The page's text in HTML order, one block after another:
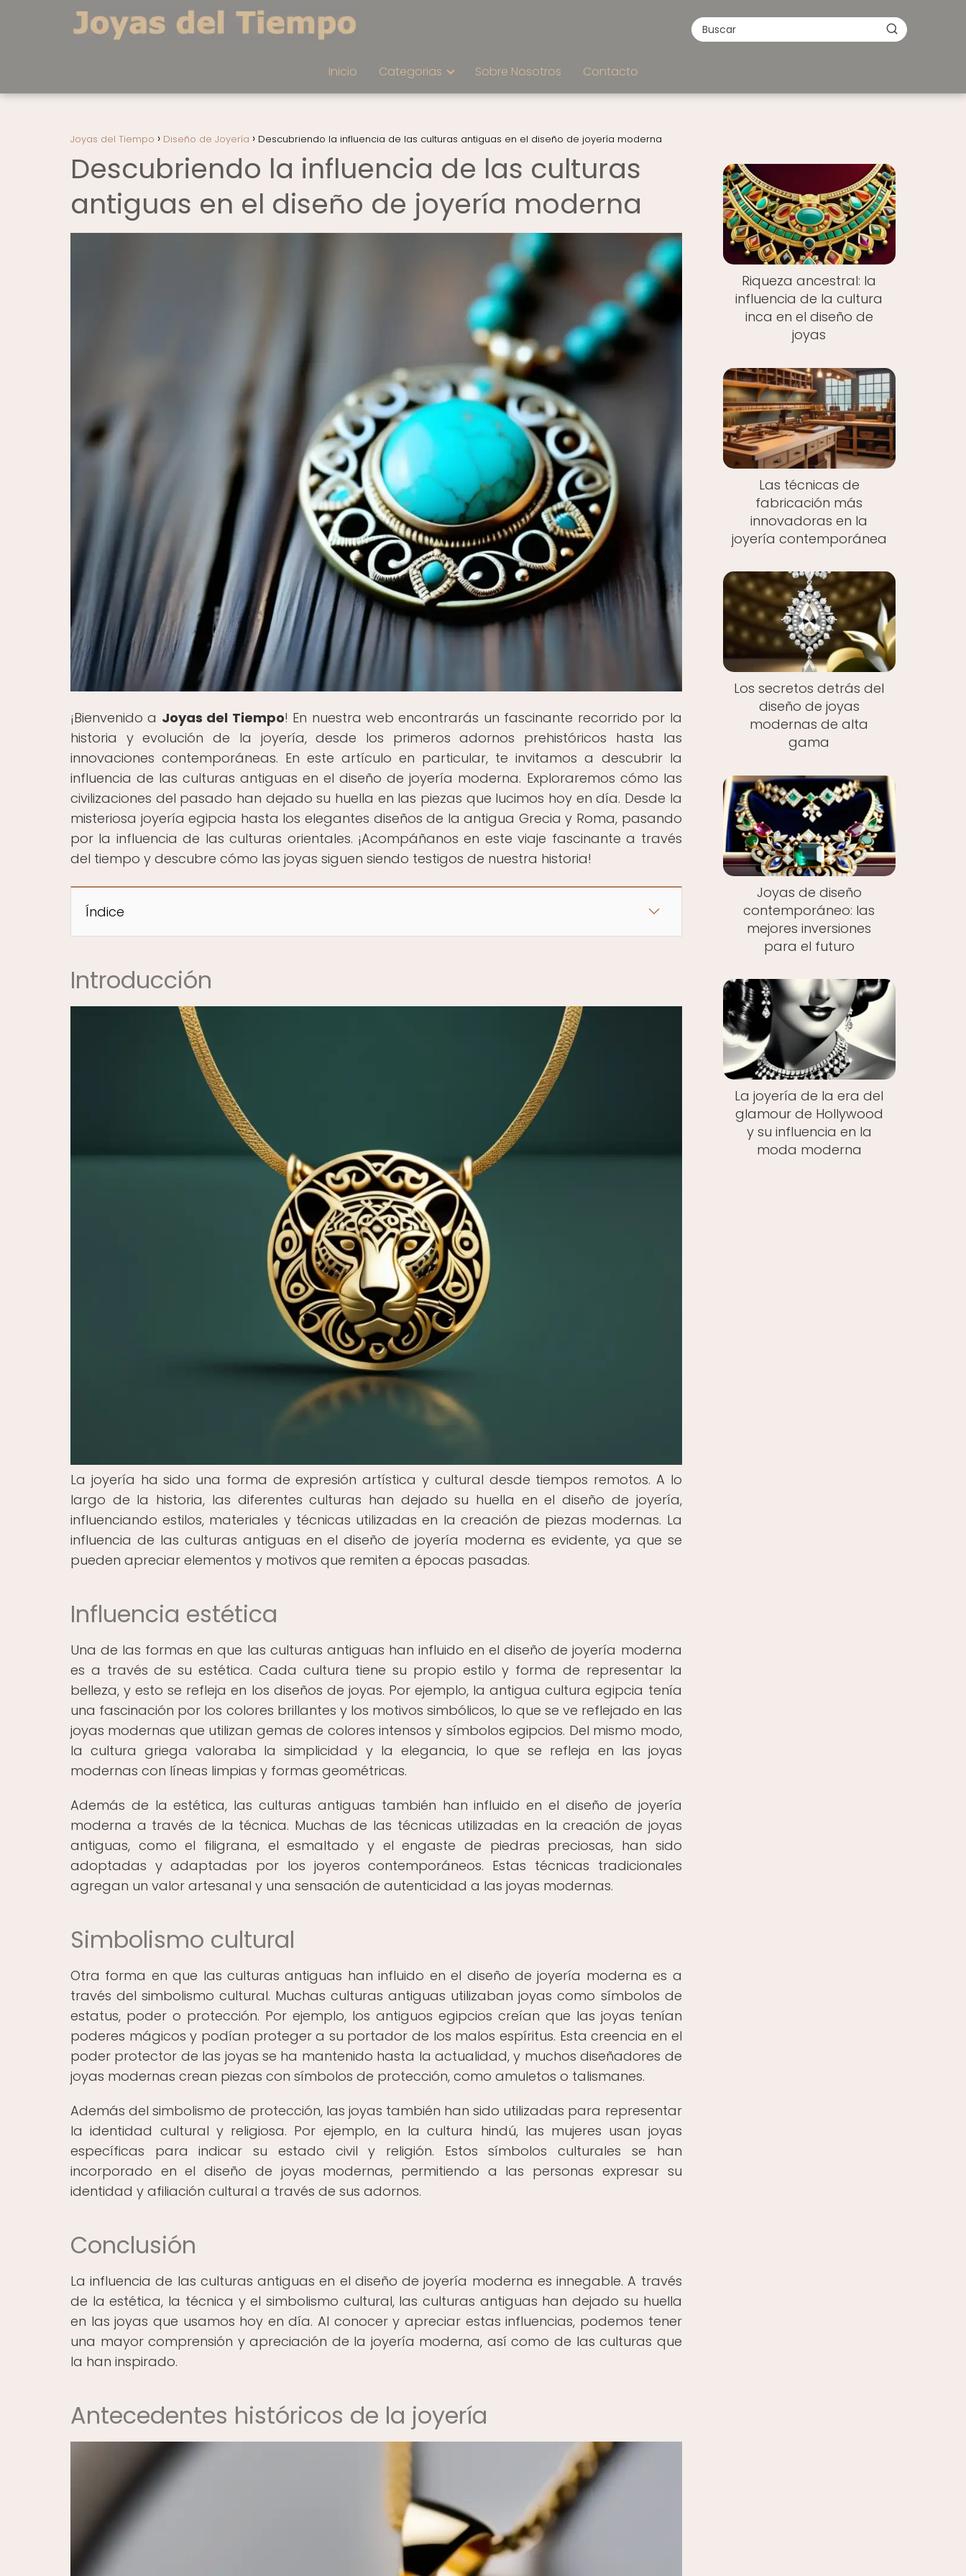
Inicio Categorias Sobre Nosotros Contacto
Joyas del Tiempo Diseño de Joyería Descubriendo la influencia de las culturas antiguas en el diseño de joyería moderna
Descubriendo la influencia de las culturas
antiguas en el diseño de joyería moderna
¡Bienvenido a Joyas del Tiempo! En nuestra web encontrarás un fascinante recorrido por la
historia y evolución de la joyería, desde los primeros adornos prehistóricos hasta las
innovaciones contemporáneas. En este artículo en particular, te invitamos a descubrir la
influencia de las culturas antiguas en el diseño de joyería moderna. Exploraremos cómo las
civilizaciones del pasado han dejado su huella en las piezas que lucimos hoy en día. Desde la
misteriosa joyería egipcia hasta los elegantes diseños de la antigua Grecia y Roma, pasando
por la influencia de las culturas orientales. ¡Acompáñanos en este viaje fascinante a través
del tiempo y descubre cómo las joyas siguen siendo testigos de nuestra historia!
Índice
Introducción
La joyería ha sido una forma de expresión artística y cultural desde tiempos remotos. A lo
largo de la historia, las diferentes culturas han dejado su huella en el diseño de joyería,
influenciando estilos, materiales y técnicas utilizadas en la creación de piezas modernas. La
influencia de las culturas antiguas en el diseño de joyería moderna es evidente, ya que se
pueden apreciar elementos y motivos que remiten a épocas pasadas.
Influencia estética
Una de las formas en que las culturas antiguas han influido en el diseño de joyería moderna
es a través de su estética. Cada cultura tiene su propio estilo y forma de representar la
belleza, y esto se refleja en los diseños de joyas. Por ejemplo, la antigua cultura egipcia tenía
una fascinación por los colores brillantes y los motivos simbólicos, lo que se ve reflejado en las
joyas modernas que utilizan gemas de colores intensos y símbolos egipcios. Del mismo modo,
la cultura griega valoraba la simplicidad y la elegancia, lo que se refleja en las joyas
modernas con líneas limpias y formas geométricas.
Además de la estética, las culturas antiguas también han influido en el diseño de joyería
moderna a través de la técnica. Muchas de las técnicas utilizadas en la creación de joyas
antiguas, como el filigrana, el esmaltado y el engaste de piedras preciosas, han sido
adoptadas y adaptadas por los joyeros contemporáneos. Estas técnicas tradicionales
agregan un valor artesanal y una sensación de autenticidad a las joyas modernas.
Simbolismo cultural
Otra forma en que las culturas antiguas han influido en el diseño de joyería moderna es a
través del simbolismo cultural. Muchas culturas antiguas utilizaban joyas como símbolos de
estatus, poder o protección. Por ejemplo, los antiguos egipcios creían que las joyas tenían
poderes mágicos y podían proteger a su portador de los malos espíritus. Esta creencia en el
poder protector de las joyas se ha mantenido hasta la actualidad, y muchos diseñadores de
joyas modernas crean piezas con símbolos de protección, como amuletos o talismanes.
Además del simbolismo de protección, las joyas también han sido utilizadas para representar
la identidad cultural y religiosa. Por ejemplo, en la cultura hindú, las mujeres usan joyas
específicas para indicar su estado civil y religión. Estos símbolos culturales se han
incorporado en el diseño de joyas modernas, permitiendo a las personas expresar su
identidad y afiliación cultural a través de sus adornos.
Conclusión
La influencia de las culturas antiguas en el diseño de joyería moderna es innegable. A través
de la estética, la técnica y el simbolismo cultural, las culturas antiguas han dejado su huella
en las joyas que usamos hoy en día. Al conocer y apreciar estas influencias, podemos tener
una mayor comprensión y apreciación de la joyería moderna, así como de las culturas que
la han inspirado.
Antecedentes históricos de la joyería
Riqueza ancestral: la
influencia de la cultura
inca en el diseño de
joyas
Las técnicas de
fabricación más
innovadoras en la
joyería contemporánea
Los secretos detrás del
diseño de joyas
modernas de alta
gama
Joyas de diseño
contemporáneo: las
mejores inversiones
para el futuro
La joyería de la era del
glamour de Hollywood
y su influencia en la
moda moderna